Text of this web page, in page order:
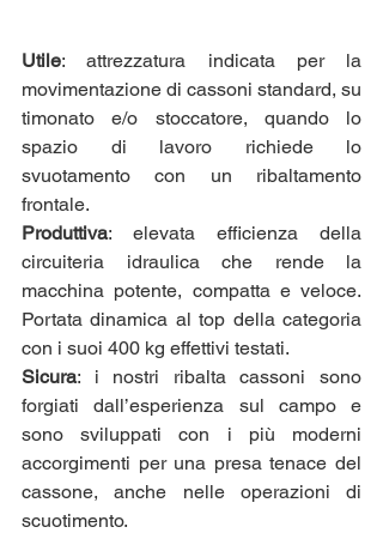
Utile: attrezzatura indicata per la
movimentazione di cassoni standard, su
timonato e/o stoccatore, quando lo
spazio di lavoro richiede lo
svuotamento con un ribaltamento
frontale.
Produttiva: elevata efficienza della
circuiteria idraulica che rende la
macchina potente, compatta e veloce.
Portata dinamica al top della categoria
con i suoi 400 kg effettivi testati.
Sicura: i nostri ribalta cassoni sono
forgiati dall’esperienza sul campo e
sono sviluppati con i più moderni
accorgimenti per una presa tenace del
cassone, anche nelle operazioni di
scuotimento.